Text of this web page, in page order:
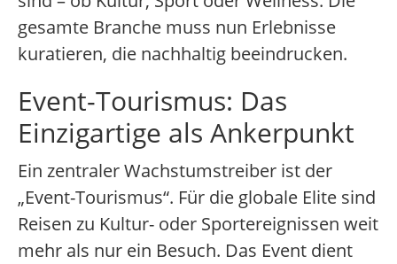
gesamte Branche muss nun Erlebnisse
kuratieren, die nachhaltig beeindrucken.
Event-Tourismus: Das
Einzigartige als Ankerpunkt
Ein zentraler Wachstumstreiber ist der
„Event-Tourismus“. Für die globale Elite sind
Reisen zu Kultur- oder Sportereignissen weit
mehr als nur ein Besuch. Das Event dient